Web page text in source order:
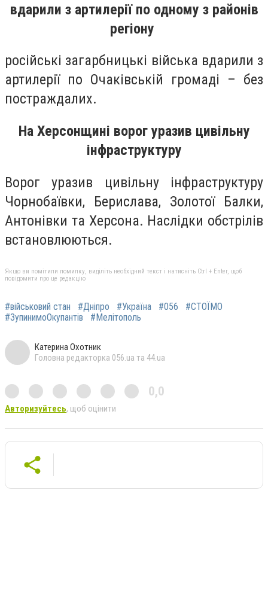
вдарили з артилерії по одному з районів
регіону
російські загарбницькі війська вдарили з
артилерії по Очаківській громаді – без
постраждалих.
На Херсонщині ворог уразив цивільну
інфраструктуру
Ворог уразив цивільну інфраструктуру
Чорнобаївки, Берислава, Золотої Балки,
Антонівки та Херсона. Наслідки обстрілів
встановлюються.
Якщо ви помітили помилку, виділіть необхідний текст і натисніть Ctrl + Enter, щоб
повідомити про це редакцію
#військовий стан #Дніпро #Україна #056
#СТОЇМО
#ЗупинимоОкупантів
#Мелітополь
Катерина Охотник
Головна редакторка 056.ua та 44.ua
0,0
Авторизуйтесь, щоб оцінити